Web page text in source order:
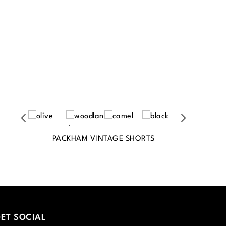
PACKHAM VINTAGE SHORTS
SOCIAL